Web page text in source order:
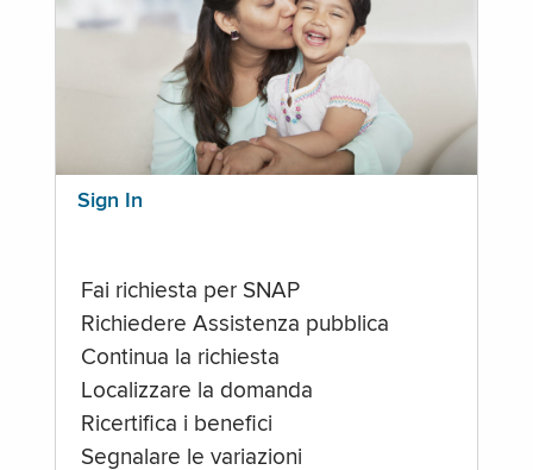
Sign In
Fai richiesta per SNAP
Richiedere Assistenza pubblica
Continua la richiesta
Localizzare la domanda
Ricertifica i benefici
Segnalare le variazioni